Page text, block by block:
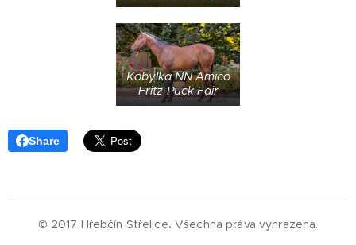
Kobylka NN Amico
Fritz-Puck Fair
Share
© 2017 Hřebčín Střelice.Všechna práva vyhrazena.